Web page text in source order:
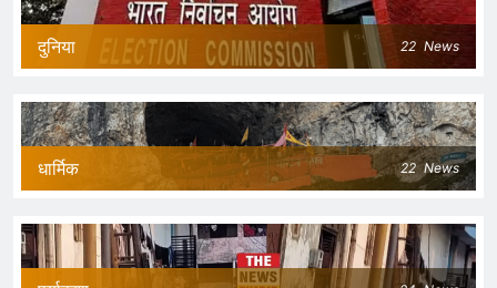
दुनिया 22 News
धार्मिक 22 News